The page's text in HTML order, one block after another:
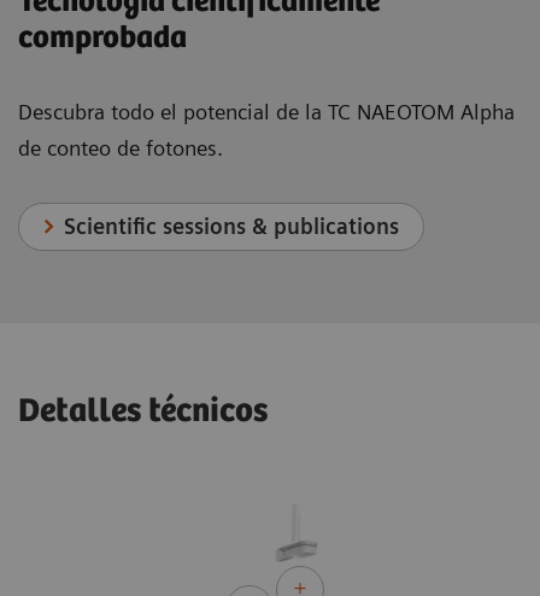
comprobada
Descubra todo el potencial de la TC NAEOTOM Alpha
de conteo de fotones.
Scientific sessions & publications
Detalles técnicos